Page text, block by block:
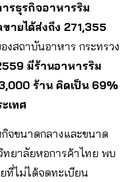
รธุรกิจอาหารริม
ายได้ส่งถึง 271,355
งสถาบันอาหาร กระทรวง
มีร้านอาหารริม
ร้าน คิดเป็น 69%
เทศ
จขนาดกลางและขนาด
ยาลัยหอการค้าไทย พบ
ที่ไม่ได้จดทะเบียน